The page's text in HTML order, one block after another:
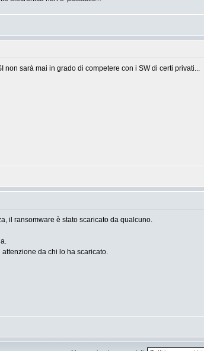
non sarà mai in grado di competere con i SW di certi privati...
il ransomware è stato scaricato da qualcuno.
da chi lo ha scaricato.